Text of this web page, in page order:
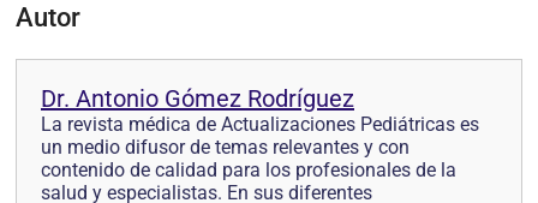
Autor
Dr. Antonio Gómez Rodríguez
La revista médica de Actualizaciones Pediátricas es
un medio difusor de temas relevantes y con
contenido de calidad para los profesionales de la
salud y especialistas. En sus diferentes